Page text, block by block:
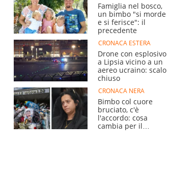
Famiglia nel bosco,
un bimbo "si morde
e si ferisce": il
precedente
CRONACA ESTERA
Drone con esplosivo
a Lipsia vicino a un
aereo ucraino: scalo
chiuso
CRONACA NERA
Bimbo col cuore
bruciato, c'è
l'accordo: cosa
cambia per il